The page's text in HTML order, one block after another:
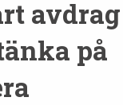
avdrag
på